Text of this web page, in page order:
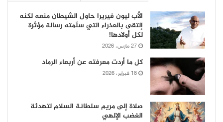
الأب ليون فيريرا حاول الشيطان منعه لكنه
إلتقى بالعذراء التي سلّمته رسالة مؤثّرة
لكل أولادها!
27 مارس، 2026
كل ما أردت معرفته عن أربعاء الرماد
18 فبراير، 2026
صلاة إلى مريم سلطانة السلام لتهدئة
الغضب الإلهي